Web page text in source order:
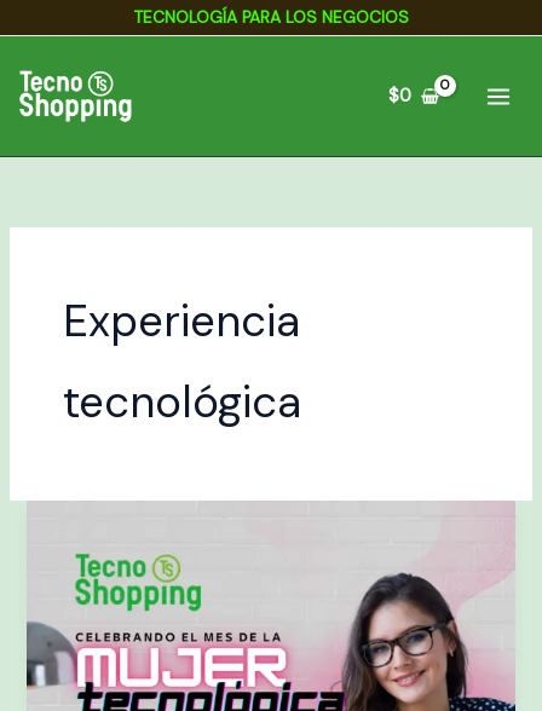
contenido
TECNOLOGÍA PARA LOS NEGOCIOS
$0
Experiencia
tecnológica
Emprendedoras
Tecnología:
Impulsando
c
h
i
o